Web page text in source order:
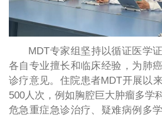
MDT专家组坚持以循证医学
各自专业擅长和临床经验，为肺
诊疗意见。住院患者MDT开展以
500人次，例如胸腔巨大肿瘤多学
危急重症急诊治疗、疑难病例多